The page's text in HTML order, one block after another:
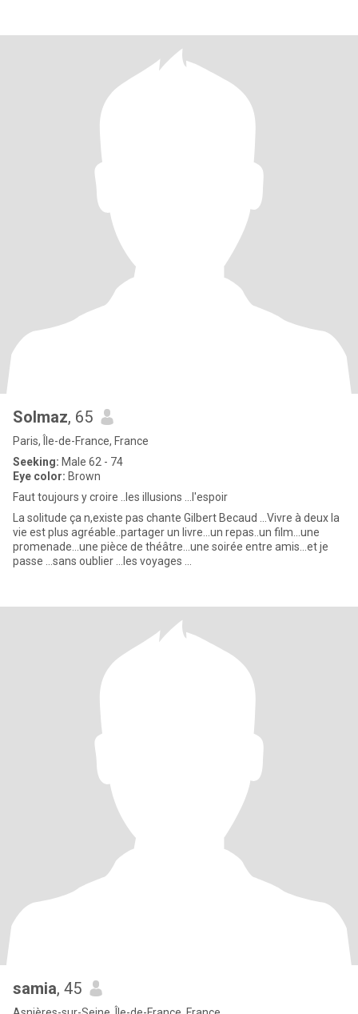
Solmaz, 65
Paris, Île-de-France, France
Seeking: Male 62 - 74
Eye color: Brown
Faut toujours y croire ..les illusions ...l'espoir
La solitude ça n,existe pas chante Gilbert Becaud ...Vivre à deux la
vie est plus agréable..partager un livre...un repas..un film...une
promenade...une pièce de théâtre...une soirée entre amis...et je
passe ...sans oublier ...les voyages ...
samia, 45